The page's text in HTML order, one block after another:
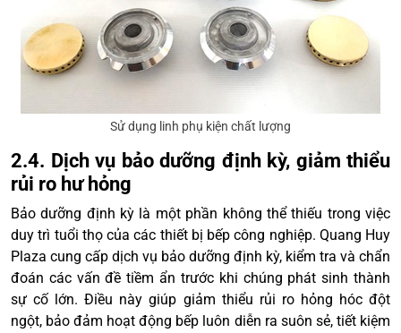
Sử dụng linh phụ kiện chất lượng
2.4. Dịch vụ bảo dưỡng định kỳ, giảm thiểu
rủi ro hư hỏng
Bảo dưỡng định kỳ là một phần không thể thiếu trong việc
duy trì tuổi thọ của các thiết bị bếp công nghiệp. Quang Huy
Plaza cung cấp dịch vụ bảo dưỡng định kỳ, kiểm tra và chẩn
đoán các vấn đề tiềm ẩn trước khi chúng phát sinh thành
sự cố lớn. Điều này giúp giảm thiểu rủi ro hỏng hóc đột
ngột, bảo đảm hoạt động bếp luôn diễn ra suôn sẻ, tiết kiệm